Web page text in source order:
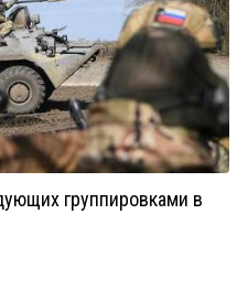
группировками в